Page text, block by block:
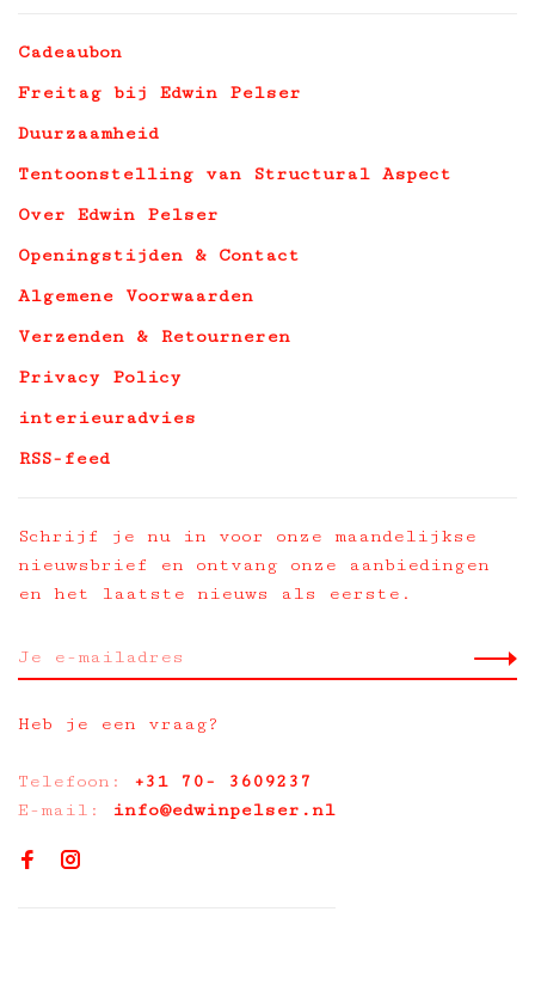
Cadeaubon
Freitag bij Edwin Pelser
Duurzaamheid
Tentoonstelling van Structural Aspect
Over Edwin Pelser
Openingstijden & Contact
Algemene Voorwaarden
Verzenden & Retourneren
Privacy Policy
interieuradvies
RSS-feed
Schrijf je nu in voor onze maandelijkse
nieuwsbrief en ontvang onze aanbiedingen
en het laatste nieuws als eerste.
Heb je een vraag?
Telefoon: +31 70- 3609237
E-mail:
info@edwinpelser.nl